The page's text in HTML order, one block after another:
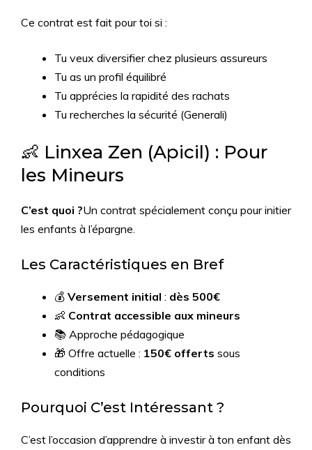
Ce contrat est fait pour toi si :
Tu veux diversifier chez plusieurs assureurs
Tu as un profil équilibré
Tu apprécies la rapidité des rachats
Tu recherches la sécurité (Generali)
👶 Linxea Zen (Apicil) : Pour
les Mineurs
C’est quoi ?Un contrat spécialement conçu pour initier
les enfants à l’épargne.
Les Caractéristiques en Bref
💰 Versement initial : dès 500€
👶 Contrat accessible aux mineurs
📚 Approche pédagogique
🎁 Offre actuelle : 150€ offerts sous
conditions
Pourquoi C’est Intéressant ?
C’est l’occasion d’apprendre à investir à ton enfant dès